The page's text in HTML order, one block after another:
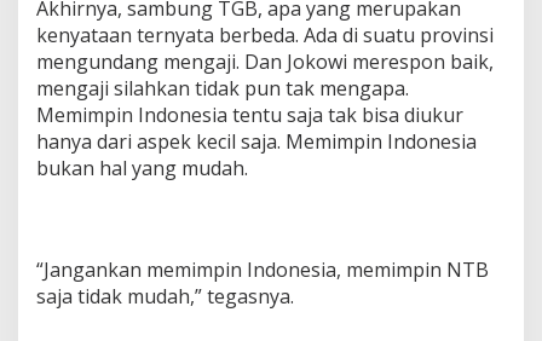
Akhirnya, sambung TGB, apa yang merupakan
kenyataan ternyata berbeda. Ada di suatu provinsi
mengundang mengaji. Dan Jokowi merespon baik,
mengaji silahkan tidak pun tak mengapa.
Memimpin Indonesia tentu saja tak bisa diukur
hanya dari aspek kecil saja. Memimpin Indonesia
bukan hal yang mudah.
“Jangankan memimpin Indonesia, memimpin NTB
saja tidak mudah,” tegasnya.